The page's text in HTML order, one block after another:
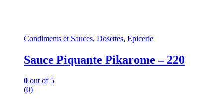
Condiments et Sauces, Dosettes, Epicerie
Sauce Piquante Pikarome – 220
0 out of 5
(0)